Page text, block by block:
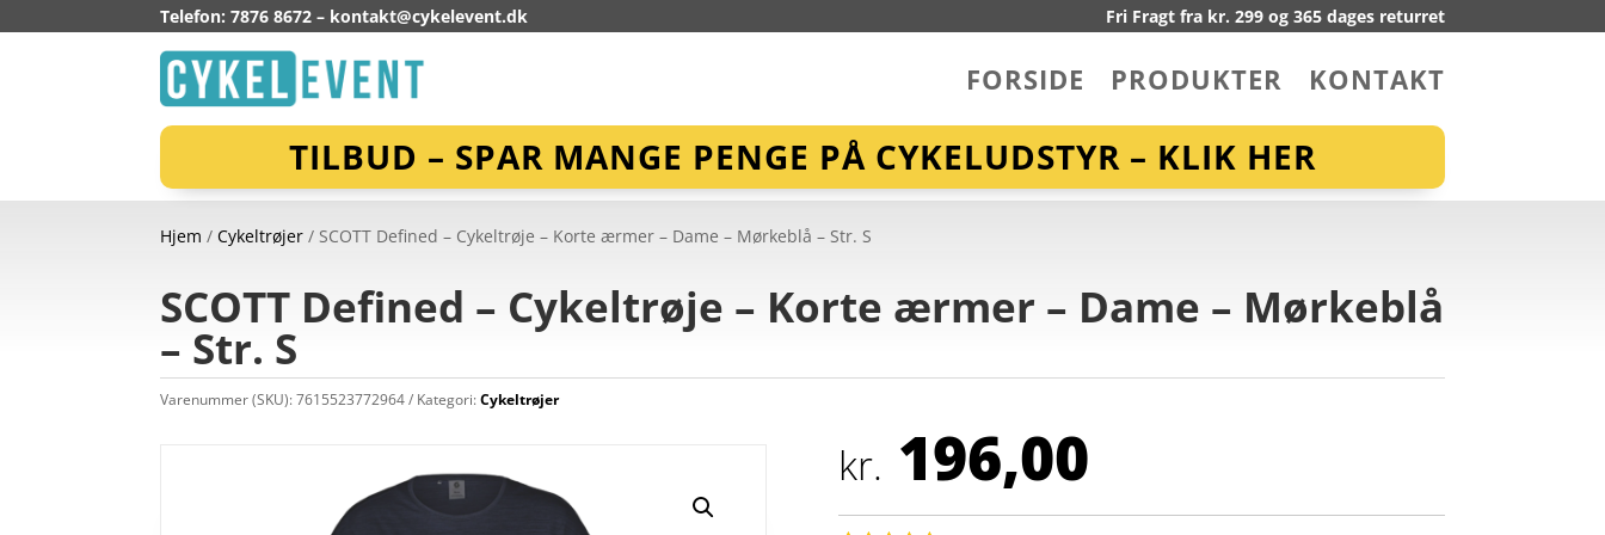
Telefon: 7876 8672 – kontakt@cykelevent.dk Fri Fragt fra kr. 299 og 365 dages returret
FORSIDE PRODUKTER KONTAKT
TILBUD – SPAR MANGE PENGE PÅ CYKELUDSTYR – KLIK HER
Hjem /Cykeltrøjer / SCOTT Defined – Cykeltrøje – Korte ærmer – Dame – Mørkeblå – Str. S
SCOTT Defined – Cykeltrøje – Korte ærmer – Dame – Mørkeblå
– Str. S
Varenummer (SKU):7615523772964 Kategori:Cykeltrøjer
kr. 196,00